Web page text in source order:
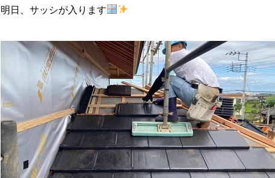
明日、サッシが入ります